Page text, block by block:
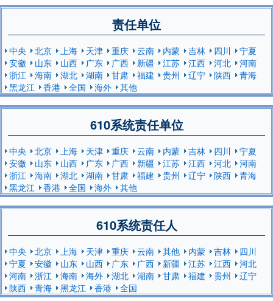
责任单位
中央 北京 上海 天津 重庆 云南 内蒙 吉林 四川
宁夏
安徽
山东 山西 广东 广西 新疆 江苏 江西 河北
河南
浙江
海南 湖北 湖南 甘肃 福建 贵州 辽宁 陕西
青海
黑龙江
香港 全国 海外 其他
610系统责任单位
中央 北京 上海 天津 重庆 云南 内蒙 吉林 四川
宁夏
安徽
山东 山西 广东 广西 新疆 江苏 江西 河北
河南
浙江
海南 湖北 湖南 甘肃 福建 贵州 辽宁 陕西
青海
黑龙江
香港 全国 海外 其他
610系统责任人
中央 北京 上海 天津 重庆 云南 其他 内蒙 吉林
四川
宁夏
安徽 山东 山西 广东 广西 新疆 江苏 江西
河北
河南
浙江 海南 海外 湖北 湖南 甘肃 福建 贵州
辽宁
陕西
青海 黑龙江 香港 全国